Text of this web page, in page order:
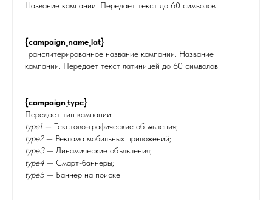
Название кампании. Передает текст до 60 символов
{campaign_name_lat}
Транслитерированное название кампании. Название
кампании. Передает текст латиницей до 60 символов
{campaign_type}
Передает тип кампании:
type1 — Текстово-графические объявления;
type2— Реклама мобильных приложений;
type3— Динамические объявления;
type4 — Смарт-баннеры;
type5— Баннер на поиске